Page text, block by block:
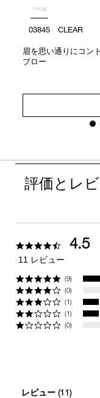
03845 CLEAR
眉を思い通りにコン
ブロー
評価とレ
4.54.5
11 レビュー
(9)
(0)
(1)
(1)
(0)
レビュー (11)